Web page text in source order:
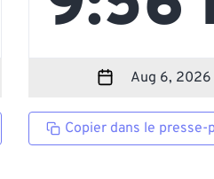
Copier dans le presse-